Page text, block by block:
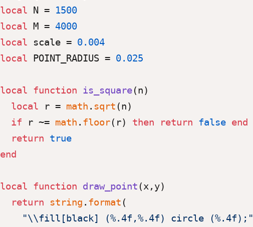
local N =
1500
local M = 4000
local scale = 0.004
local POINT_RADIUS = 0.025
local function is_square(n)
local r = math . sqrt (n)
if r ~= math . floor(r) then return false end
return
true
end
local function draw_point (x,y)
return
string . format (
"\\fill[black] (%.4f,%.4f) circle (%.4f);"